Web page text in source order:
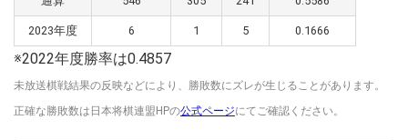
2023年度 6 1 5 0.1666
※2022年度勝率は0.4857
未放送棋戦結果の反映などにより、勝敗数にズレが生じることがあります。
正確な勝敗数は日本将棋連盟HPの公式ページにてご確認ください。